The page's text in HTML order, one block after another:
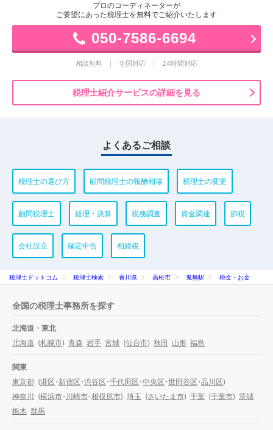
プロのコーディネーターが
ご要望にあった税理士を無料でご紹介いたします
050-7586-6694
相談無料 全国対応 24時間対応
税理士紹介サービスの詳細を見る
よくあるご相談
税理士の選び方 顧問税理士の報酬相場 税理士の変更
顧問税理士 経理・決算 税務調査 資金調達 節税
会社設立 確定申告 相続税
税理士ドットコム 税理士検索 香川県 高松市 鬼無駅 税金・お金
全国の税理士事務所を探す
北海道・東北
北海道 (札幌市) 青森 岩手 宮城 (仙台市) 秋田 山形 福島
関東
東京都 (港区・新宿区・渋谷区・千代田区・中央区・世田谷区・品川区)
神奈川
(横浜市・川崎市・相模原市) 埼玉 (さいたま市) 千葉 (千葉市) 茨城
栃木 群馬